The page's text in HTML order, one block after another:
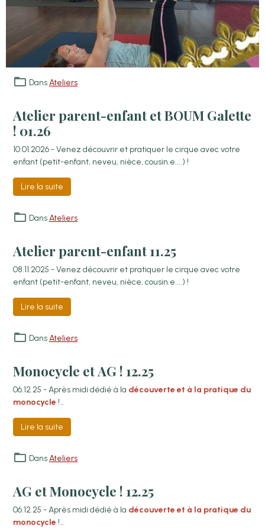
DansAteliers
Atelier parent-enfant et BOUM Galette
! 01.26
10.01.2026 - Venez découvrir et pratiquer le cirque avec votre
enfant (petit-enfant, neveu, nièce, cousin.e....) !
Lire la suite
DansAteliers
Atelier parent-enfant 11.25
08.11.2025 - Venez découvrir et pratiquer le cirque avec votre
enfant (petit-enfant, neveu, nièce, cousin.e....) !
Lire la suite
DansAteliers
Monocycle et AG ! 12.25
06.12.25 - Après midi dédié à la découverte et à la pratique du
monocycle !
Lire la suite
DansAteliers
AG et Monocycle ! 12.25
06.12.25 - Après midi dédié à la découverte et à la pratique du
monocycle !